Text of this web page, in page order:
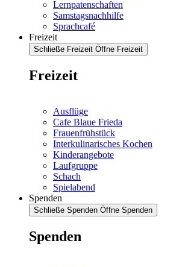
Lernpatenschaften
Samstagsnachhilfe
Sprachcafé
Freizeit
Schließe Freizeit Öffne Freizeit
Freizeit
Ausflüge
Cafe Blaue Frieda
Frauenfrühstück
Interkulinarisches Kochen
Kinderangebote
Laufgruppe
Schach
Spielabend
Spenden
Schließe Spenden Öffne Spenden
Spenden